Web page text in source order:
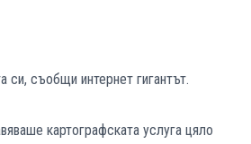
съобщи интернет гигантът.
картографската услуга цяло